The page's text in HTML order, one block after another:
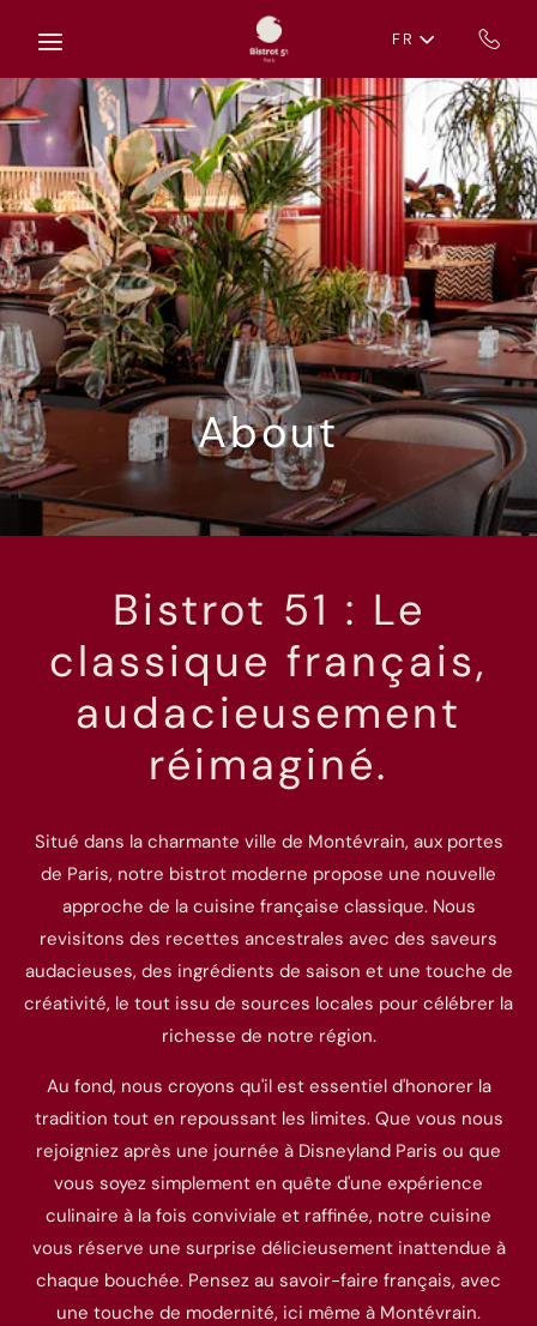
FR
About
Bistrot 51 : Le
classique français,
audacieusement
réimaginé.
Situé dans la charmante ville de Montévrain, aux portes
de Paris, notre bistrot moderne propose une nouvelle
approche de la cuisine française classique. Nous
revisitons des recettes ancestrales avec des saveurs
audacieuses, des ingrédients de saison et une touche de
créativité, le tout issu de sources locales pour célébrer la
richesse de notre région.
Au fond, nous croyons qu'il est essentiel d'honorer la
tradition tout en repoussant les limites. Que vous nous
rejoigniez après une journée à Disneyland Paris ou que
vous soyez simplement en quête d'une expérience
culinaire à la fois conviviale et raffinée, notre cuisine
vous réserve une surprise délicieusement inattendue à
chaque bouchée. Pensez au savoir-faire français, avec
une touche de modernité, ici même à Montévrain.